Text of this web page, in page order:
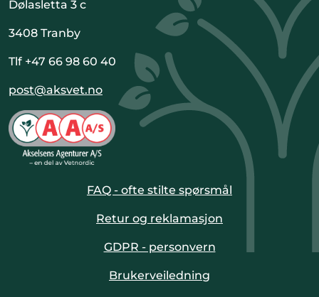
Dølasletta 3 c
3408 Tranby
Tlf +47 66 98 60 40
post@aksvet.no
FAQ - ofte stilte spørsmål
Retur og reklamasjon
GDPR - personvern
Brukerveiledning